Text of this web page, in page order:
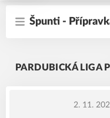
Špunti -
PARDUBICKÁ LIGA
2. 11.